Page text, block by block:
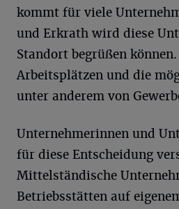
kommt für viele
und Erkrath wird diese
Standort begrüßen
Arbeitsplätzen und die
unter anderem von
Unternehmerinnen und
für diese Entscheidung
Mittelständische
Betriebsstätten auf